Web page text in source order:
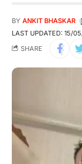
LAST UPDATED: 15/
BY ANKIT BHASKAR
SHARE